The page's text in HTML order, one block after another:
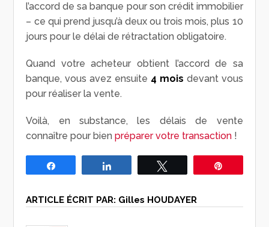
l’accord de sa banque pour son crédit immobilier
– ce qui prend jusqu’à deux ou trois mois, plus 10
jours pour le délai de rétractation obligatoire.
Quand votre acheteur obtient l’accord de sa
banque, vous avez ensuite 4 mois devant vous
pour réaliser la vente.
Voilà, en substance, les délais de vente
connaître pour bienpréparer votre transaction !
ARTICLE ÉCRIT PAR: Gilles HOUDAYER